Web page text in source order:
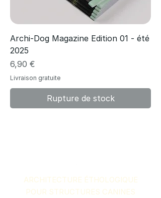
Archi-Dog Magazine Edition 01 - été
2025
Prix
6,90 €
Livraison gratuite
Rupture de stock
ARCHITECTURE ÉTHOLOGIQUE
POUR STRUCTURES CANINES